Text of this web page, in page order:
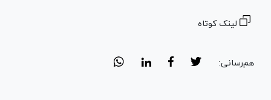
لینک کوتاه
هم‌رسانی: